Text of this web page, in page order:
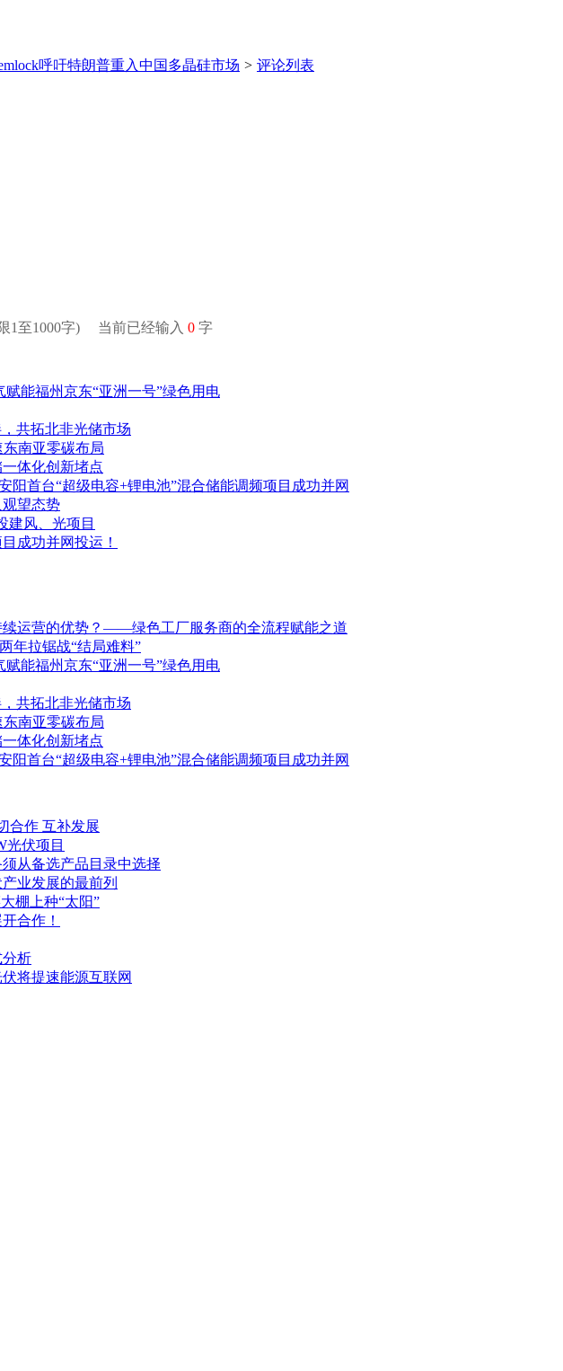
呼吁特朗普重入中国多晶硅市场 > 评论列表
1至1000字) 当前已经输入 0 字
能福州京东“亚洲一号”绿色用电
共拓北非光储市场
南亚零碳布局
体化创新堵点
阳首台“超级电容+锂电池”混合储能调频项目成功并网
望态势
建风、光项目
成功并网投运！
续运营的优势？——绿色工厂服务商的全流程赋能之道
年拉锯战“结局难料”
能福州京东“亚洲一号”绿色用电
共拓北非光储市场
南亚零碳布局
体化创新堵点
阳首台“超级电容+锂电池”混合储能调频项目成功并网
合作 互补发展
光伏项目
从备选产品目录中选择
业发展的最前列
棚上种“太阳”
合作！
析
将提速能源互联网